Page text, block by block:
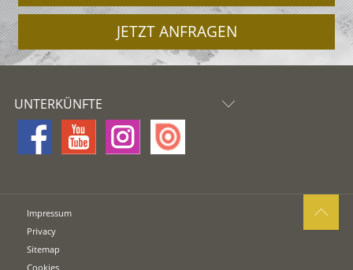
JETZT ANFRAGEN
UNTERKÜNFTE
Impressum
Privacy
Sitemap
Cookies